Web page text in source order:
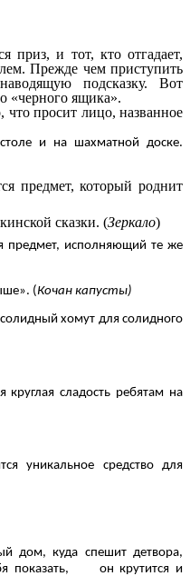
приз, и тот, кто отгадает,
Прежде чем приступить
подсказку. Вот
«черного ящика».
просит лицо, названное
и на шахматной доске.
предмет, который роднит
сказки. (Зеркало)
предмет, исполняющий те же
(Кочан капусты)
хомут для солидного
сладость ребятам на
уникальное средство для
дом, куда спешит детвора,
показать, он крутится и